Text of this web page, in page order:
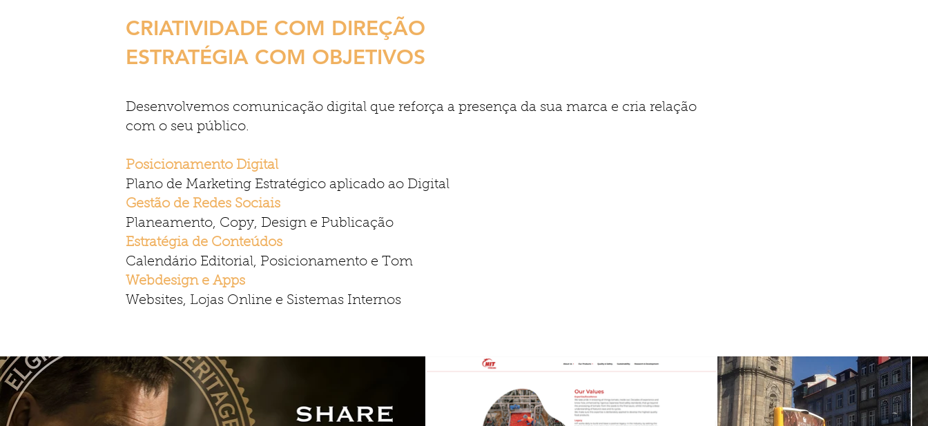
CRIATIVIDADE COM DIREÇÃO
ESTRATÉGIA COM OBJETIVOS
Desenvolvemos comunicação digital que reforça a presença da sua marca e cria relação
com o seu público.
Posicionamento Digital
Plano de Marketing Estratégico aplicado ao Digital
Gestão de Redes Sociais
Planeamento, Copy, Design e Publicação
Estratégia de Conteúdos
Calendário Editorial, Posicionamento e Tom
Webdesign e Apps
Websites, Lojas Online e Sistemas Internos